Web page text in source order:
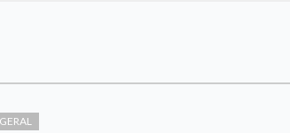
GERAL